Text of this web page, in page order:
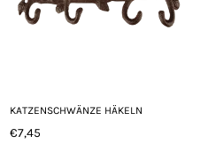
KATZENSCHWÄNZE HÄKELN
Normaler
€7,45